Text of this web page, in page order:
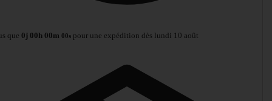
que 0j 00h 00m 00s pour une expédition dès lundi 10 août